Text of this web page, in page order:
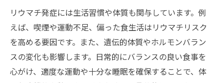
リウマチ発症には生活習慣や体質も関与しています。例
えば、喫煙や運動不足、偏った食生活はリウマチリスク
を高める要因です。また、遺伝的体質やホルモンバラン
スの変化も影響します。日常的にバランスの良い食事を
心がけ、適度な運動や十分な睡眠を確保することで、体